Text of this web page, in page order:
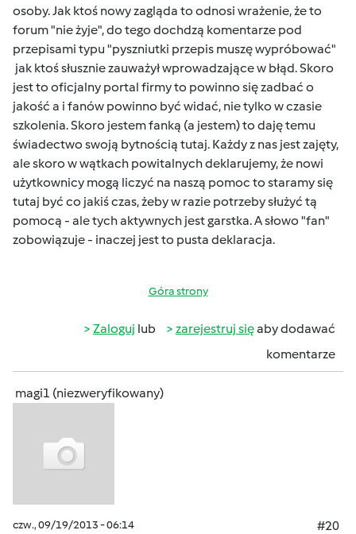
osoby. Jak ktoś nowy zagląda to odnosi wrażenie, że to
forum "nie żyje", do tego dochdzą komentarze pod
przepisami typu "pyszniutki przepis muszę wypróbować"
jak ktoś słusznie zauważył wprowadzające w błąd. Skoro
jest to oficjalny portal firmy to powinno się zadbać o
jakość a i fanów powinno być widać, nie tylko w czasie
szkolenia. Skoro jestem fanką (a jestem) to daję temu
świadectwo swoją bytnością tutaj. Każdy z nas jest zajęty,
ale skoro w wątkach powitalnych deklarujemy, że nowi
użytkownicy mogą liczyć na naszą pomoc to staramy się
tutaj być co jakiś czas, żeby w razie potrzeby służyć tą
pomocą - ale tych aktywnych jest garstka. A słowo "fan"
zobowiązuje - inaczej jest to pusta deklaracja.
Góra strony
Zaloguj lub zarejestruj sięaby dodawać
komentarze
magi1 (niezweryfikowany)
czw., 09/19/2013 - 06:14
#20